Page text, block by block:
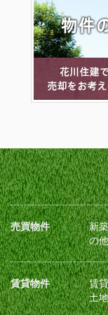
売買物件 新
の他
賃貸物件 賃
土地